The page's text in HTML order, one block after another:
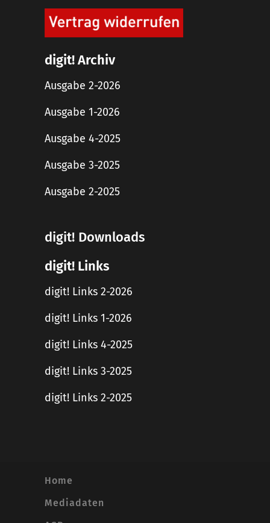
digit! Archiv
Ausgabe 2-2026
Ausgabe 1-2026
Ausgabe 4-2025
Ausgabe 3-2025
Ausgabe 2-2025
digit! Downloads
digit! Links
digit! Links 2-2026
digit! Links 1-2026
digit! Links 4-2025
digit! Links 3-2025
digit! Links 2-2025
Home
Mediadaten